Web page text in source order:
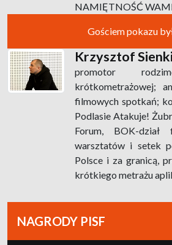
NAMIĘTNOŚĆ
Gościem pokazu
Krzysztof
promotor
krótkometrażowej;
filmowych spotkań;
Podlasie Atakuje!
Forum, BOK-dział
warsztatów i setek
Polsce i za granicą,
krótkiego metrażu
NAGRODY PISF